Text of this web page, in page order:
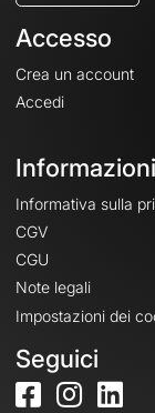
Accesso
Crea un account
Accedi
Informativa sulla
CGV
CGU
Note legali
Impostazioni dei
Seguici